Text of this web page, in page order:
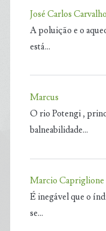
José Carlos Carvalho
A poluição e o
está…
Marcus
O rio Potengi ,
balneabilidade…
Marcio Capriglione
É inegável que o
se…